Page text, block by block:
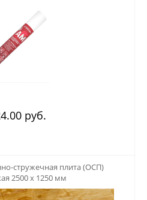
руб.
стружечная плита (ОСП)
2500 х 1250 мм